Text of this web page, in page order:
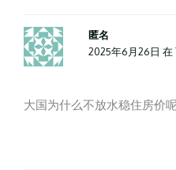
匿名
2025年6月26日 在
大国为什么不放水稳住房价